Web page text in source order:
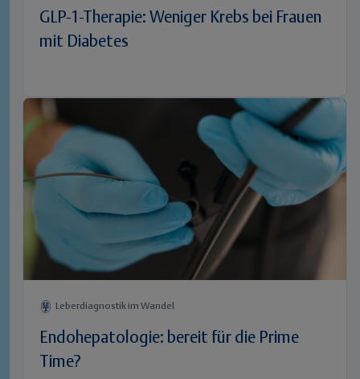
GLP-1-Therapie: Weniger Krebs bei Frauen
mit Diabetes
Leberdiagnostik im Wandel
Endohepatologie: bereit für die Prime
Time?